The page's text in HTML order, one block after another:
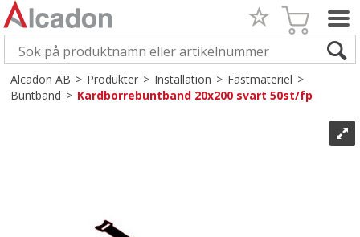
Alcadon AB>Produkter>Installation>Fästmateriel>
Buntband>Kardborrebuntband 20x200 svart 50st/fp